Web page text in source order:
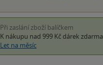
Při zaslání zboží balíčkem
K nákupu nad 999 Kč dárek zdarma
Let na měsíc